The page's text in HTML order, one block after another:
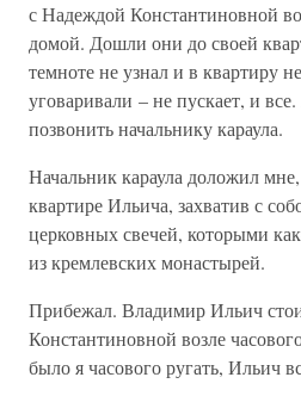
с Надеждой Константиновной
домой. Дошли они до своей
темноте не узнал и в квартиру
уговаривали – не пускает, и
позвонить начальнику караула.
Начальник караула доложил
квартире Ильича, захватив с
церковных свечей, которыми
из кремлевских монастырей.
Прибежал. Владимир Ильич
Константиновной возле
было я часового ругать, Ильич